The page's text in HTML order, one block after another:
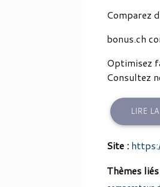
Comparez
bonus.ch
Optimisez
Consultez
LIRE
Site :
Thèmes